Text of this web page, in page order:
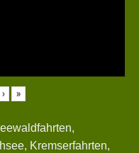
› »
Kremserfahrten,